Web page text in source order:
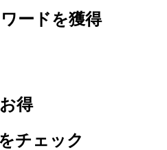
ードを獲得
得
チェック